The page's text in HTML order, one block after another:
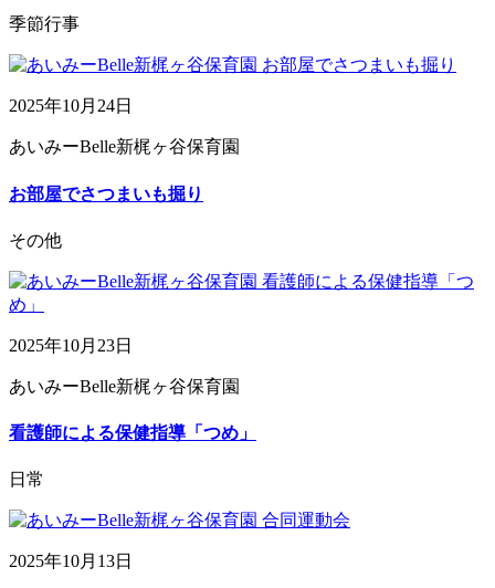
季節行事
2025年10月24日
あいみーBelle新梶ヶ谷保育園
お部屋でさつまいも掘り
その他
2025年10月23日
あいみーBelle新梶ヶ谷保育園
看護師による保健指導「つめ」
日常
2025年10月13日